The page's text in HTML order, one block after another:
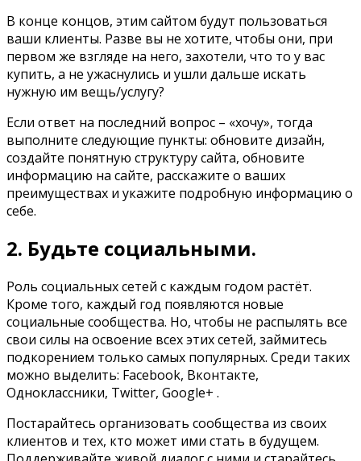
В конце концов, этим сайтом будут пользоваться
ваши клиенты. Разве вы не хотите, чтобы они, при
первом же взгляде на него, захотели, что то у вас
купить, а не ужаснулись и ушли дальше искать
нужную им вещь/услугу?
Если ответ на последний вопрос – «хочу», тогда
выполните следующие пункты: обновите дизайн,
создайте понятную структуру сайта, обновите
информацию на сайте, расскажите о ваших
преимуществах и укажите подробную информацию о
себе.
2. Будьте социальными.
Роль социальных сетей с каждым годом растёт.
Кроме того, каждый год появляются новые
социальные сообщества. Но, чтобы не распылять все
свои силы на освоение всех этих сетей, займитесь
подкорением только самых популярных. Среди таких
можно выделить: Facebook, Вконтакте,
Одноклассники, Twitter, Google+ .
Постарайтесь организовать сообщества из своих
клиентов и тех, кто может ими стать в будущем.